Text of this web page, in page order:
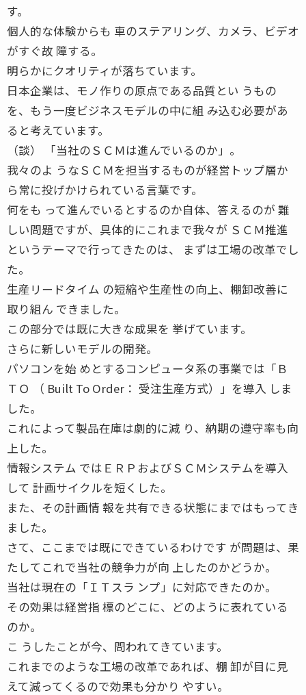
す。
個人的な体験からも 車のステアリング、カメラ、ビデオ
がすぐ故 障する。
明らかにクオリティが落ちています。
日本企業は、モノ作りの原点である品質とい うもの
を、もう一度ビジネスモデルの中に組 み込む必要があ
ると考えています。
（談） 「当社のＳＣＭは進んでいるのか」。
我々のよ うなＳＣＭを担当するものが経営トップ層か
ら常に投げかけられている言葉です。
何をも って進んでいるとするのか自体、答えるのが 難
しい問題ですが、具体的にこれまで我々が ＳＣＭ推進
というテーマで行ってきたのは、 まずは工場の改革でし
た。
生産リードタイム の短縮や生産性の向上、棚卸改善に
取り組ん できました。
この部分では既に大きな成果を 挙げています。
さらに新しいモデルの開発。
パソコンを始 めとするコンピュータ系の事業では「Ｂ
ＴＯ （ Built To Order： 受注生産方式）」を導入 しま
した。
これによって製品在庫は劇的に減 り、納期の遵守率も向
上した。
情報システム ではＥＲＰおよびＳＣＭシステムを導入
して 計画サイクルを短くした。
また、その計画情 報を共有できる状態にまではもってき
ました。
さて、ここまでは既にできているわけです が問題は、果
たしてこれで当社の競争力が向 上したのかどうか。
当社は現在の「ＩＴスラ ンプ」に対応できたのか。
その効果は経営指 標のどこに、どのように表れている
のか。
こ うしたことが今、問われてきています。
これまでのような工場の改革であれば、棚 卸が目に見
えて減ってくるので効果も分かり やすい。